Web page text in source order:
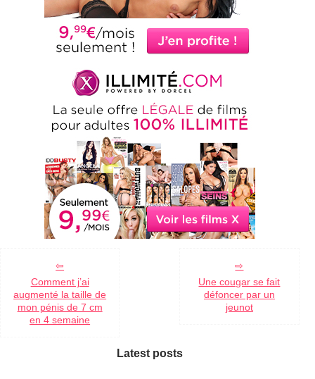
Comment j’ai
augmenté la taille de
mon pénis de 7 cm
en 4 semaine
Une cougar se fait
défoncer par un
jeunot
Latest posts